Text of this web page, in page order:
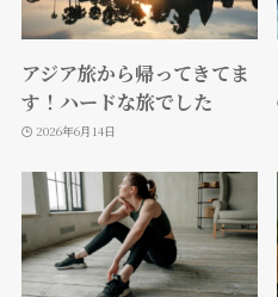
アジア旅から帰ってきてま
す！ハードな旅でした
2026年6月14日